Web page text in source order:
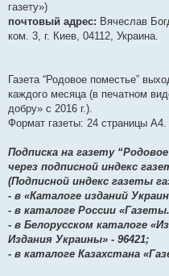
газету»)
почтовый адрес: Вячеслав
ком. 3, г. Киев, 04112, Украина.
Газета “Родовое поместье”
каждого месяца (в печатном
добру» c 2016 г.).
Формат газеты: 24 страницы А4.
Подписка на газету
через подписной индекс
(Подписной индекс газеты
- в «Каталоге изданий
- в каталоге России
- в Белорусском каталоге
Издания Украины» - 96421;
- в каталоге Казахстана